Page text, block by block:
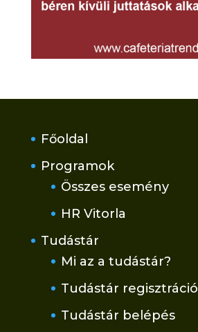
Főoldal
Programok
Összes esemény
HR Vitorla
Tudástár
Mi az a tudástár?
Tudástár regisztráció
Tudástár belépés